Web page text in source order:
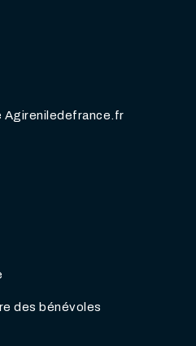
Agireniledefrance.fr
des bénévoles